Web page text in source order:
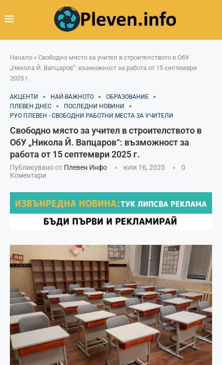
Начало » Свободно място за учител в строителството в ОбУ
„Никола Й. Вапцаров“: възможност за работа от 15 септември
2025 г.
АКЦЕНТИ НАЙ-ВАЖНОТО
ОБРАЗОВАНИЕ
ПЛЕВЕН ДНЕС
ПОСЛЕДНИ НОВИНИ
РУО ПЛЕВЕН - СВОБОДНИ РАБОТНИ МЕСТА ЗА УЧИТЕЛИ
Свободно място за учител в строителството в
ОбУ „Никола Й. Вапцаров“: възможност за
работа от 15 септември 2025 г.
Публикувано от Плевен Инфо юли 16, 2025
0
Коментари